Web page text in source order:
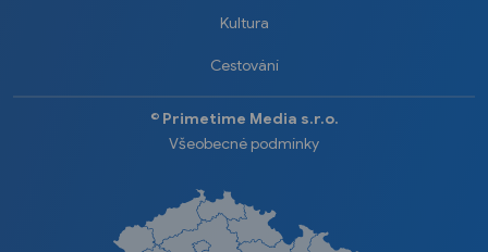
Kultura
Cestování
©️ Primetime Media s.r.o.
Všeobecné podmínky